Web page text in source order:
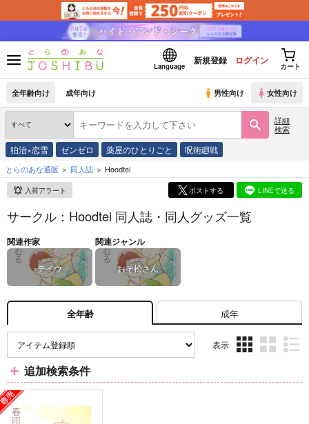
Language
新規登録 ログイン
カート
全年齢向け 成年向け 男性向け 女性向け
詳細
検索
狛治×恋雪 ゼンゼロ 薬屋のひとりごと 呪術廻戦
とらのあな通販 同人誌 Hoodtei
入荷アラート ポストする LINEで送る
サークル：Hoodtei 同人誌・同人グッズ一覧
関連作家
テイウ
関連ジャンル
おそ松さん
全年齢 成年
表示
ム
ム
ム
追加検索条件